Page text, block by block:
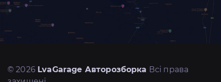
© 2026 LvaGarage Авторозборка Всі права